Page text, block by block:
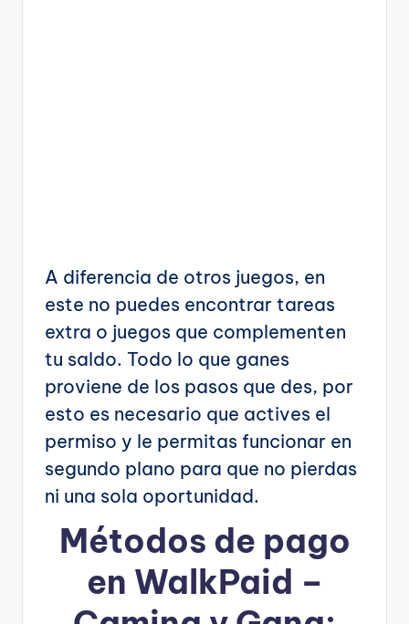
A diferencia de otros juegos, en
este no puedes encontrar tareas
extra o juegos que complementen
tu saldo. Todo lo que ganes
proviene de los pasos que des, por
esto es necesario que actives el
permiso y le permitas funcionar en
segundo plano para que no pierdas
ni una sola oportunidad.
Métodos de pago
en WalkPaid –